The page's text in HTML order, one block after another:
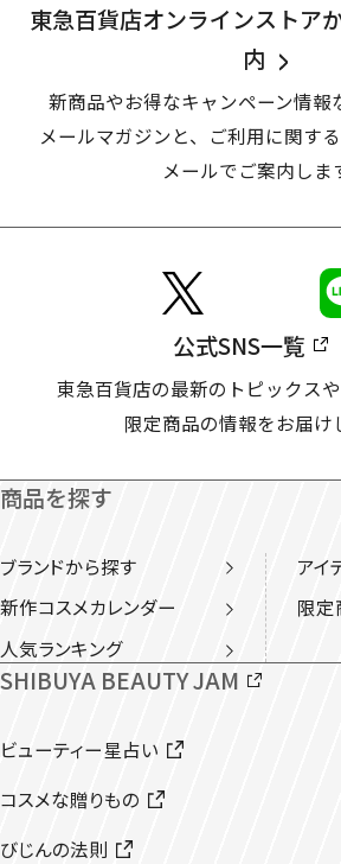
東急百貨店オンラインストア
内
新商品やお得なキャンペーン情報
メールマガジンと、
ご利用に関す
メールでご案内しま
公式SNS一覧
東急百貨店の最新のトピックスや
限定商品の情報をお届け
商品を探す
ブランドから探す
アイ
新作コスメカレンダー
限定
人気ランキング
SHIBUYA BEAUTY JAM
ビューティー星占い
コスメな贈りもの
びじんの法則